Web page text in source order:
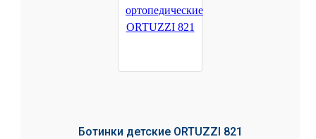
Ботинки детские ORTUZZI 821